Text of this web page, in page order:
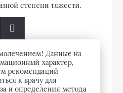
степени тяжести.
Данные на
характер,
рекомендаций
к врачу для
и определения метода